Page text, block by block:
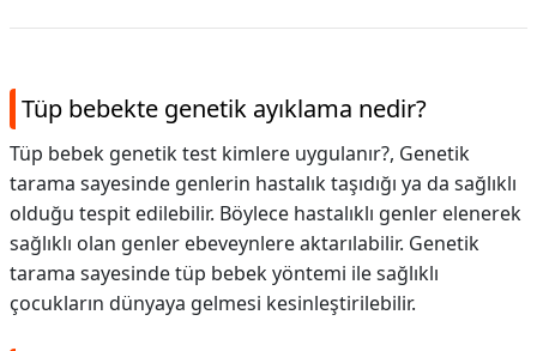
Tüp bebekte genetik ayıklama nedir?
Tüp bebek genetik test kimlere uygulanır?, Genetik
tarama sayesinde genlerin hastalık taşıdığı ya da sağlıklı
olduğu tespit edilebilir. Böylece hastalıklı genler elenerek
sağlıklı olan genler ebeveynlere aktarılabilir. Genetik
tarama sayesinde tüp bebek yöntemi ile sağlıklı
çocukların dünyaya gelmesi kesinleştirilebilir.